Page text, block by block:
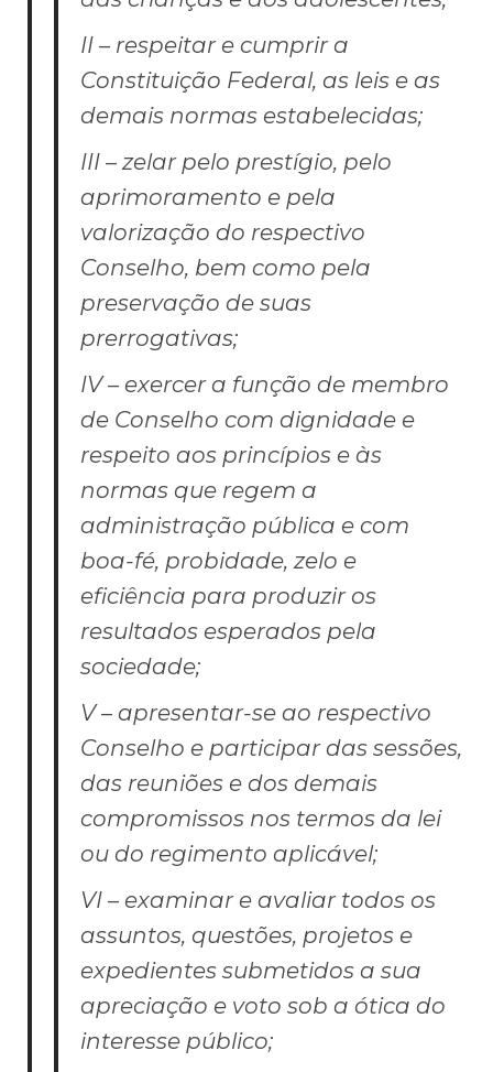
II – respeitar e cumprir a
Constituição Federal, as leis e as
demais normas estabelecidas;
III – zelar pelo prestígio, pelo
aprimoramento e pela
valorização do respectivo
Conselho, bem como pela
preservação de suas
prerrogativas;
IV – exercer a função de membro
de Conselho com dignidade e
respeito aos princípios e às
normas que regem a
administração pública e com
boa-fé, probidade, zelo e
eficiência para produzir os
resultados esperados pela
sociedade;
V – apresentar-se ao respectivo
Conselho e participar das sessões,
das reuniões e dos demais
compromissos nos termos da lei
ou do regimento aplicável;
VI – examinar e avaliar todos os
assuntos, questões, projetos e
expedientes submetidos a sua
apreciação e voto sob a ótica do
interesse público;